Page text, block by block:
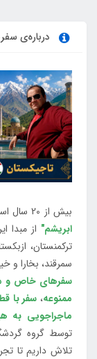
درباره‌ی
بیش از 20 سال است که سفرهایی با عنوان
ابریشم" از مبدا
ترکمنستان،
سمرقند، بخارا و
سفرهای خاص و
ممنوعه، سفر با
ماجراجویی به
توسط گروه
تلاش داریم تا